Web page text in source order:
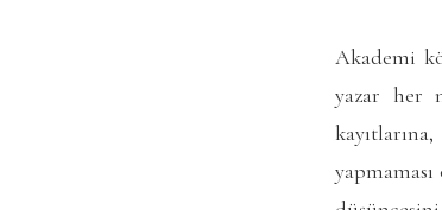
Akademi
yazar her